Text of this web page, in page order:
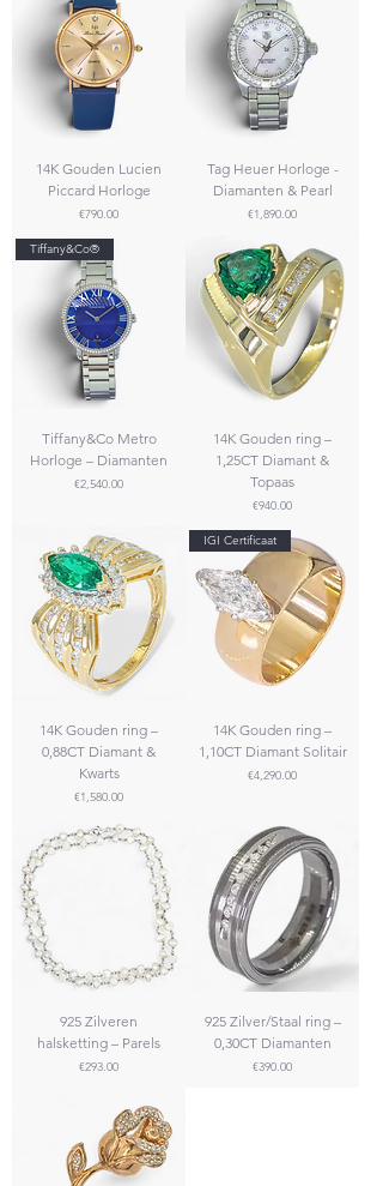
14K Gouden Lucien
Piccard Horloge
Price
€790.00
Tag Heuer Horloge -
Diamanten & Pearl
Price
€1,890.00
Tiffany&Co®
Tiffany&Co Metro
Horloge – Diamanten
Price
€2,540.00
14K Gouden ring –
1,25CT Diamant &
Topaas
Price
€940.00
14K Gouden ring –
0,88CT Diamant &
Kwarts
Price
€1,580.00
IGI Certificaat
14K Gouden ring –
1,10CT Diamant Solitair
Price
€4,290.00
925 Zilveren
halsketting – Parels
Price
€293.00
925 Zilver/Staal ring –
0,30CT Diamanten
Price
€390.00